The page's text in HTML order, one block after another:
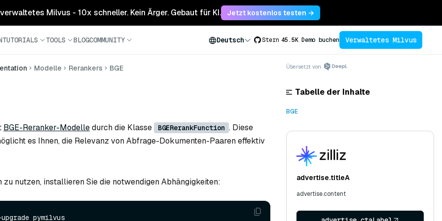
Milvus - 10x schneller. Kein Ärger. Gebaut für KI. Jetzt kostenlos testen →
TUTORIALS TOOLS BLOGCOMMUNITY Deutsch Stern 45.5K Demo buchen Verwaltetes Milvus
Modelle Rerankers BGE
BGE-Reranker-Modelledurch die Klasse BGERerankFunction . Diese
es Ihnen, die Relevanz von Abfrage-Dokumenten-Paaren effektiv
zu nutzen, installieren Sie die notwendigen Abhängigkeiten:
pymilvus
Übersetzt von
Tabelle der Inhalte
BGE
advertise.titleA
advertise.content